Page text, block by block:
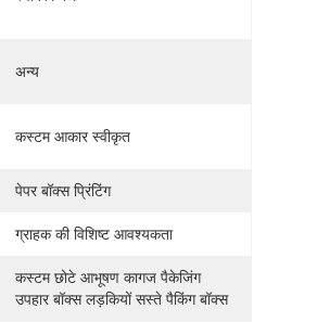
अन्य
कस्टम आकार स्वीकृत
पेपर बॉक्स प्रिंटिंग
ग्राहक की विशिष्ट आवश्यकता
कस्टम छोटे आभूषण कागज पैकेजिंग
उपहार बॉक्स लड़कियों सस्ते पैकिंग बॉक्स